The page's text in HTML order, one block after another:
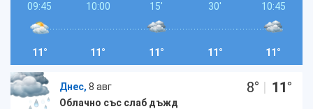
09:45
11°
10:00
11°
15'
11°
30'
11°
10:45
11°
Днес, 8 авг
Облачно със слаб дъжд
8° | 11°